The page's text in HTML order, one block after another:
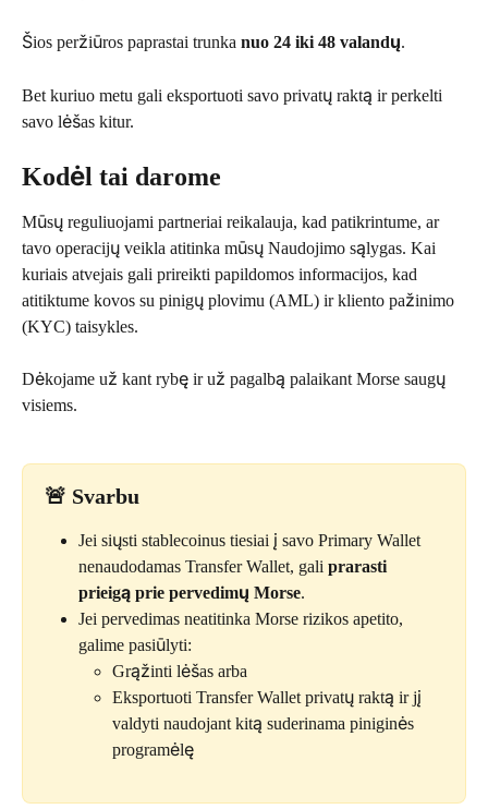
Šios peržiūros paprastai trunka nuo 24 iki 48 valandų.
Bet kuriuo metu gali eksportuoti savo privatų raktą ir perkelti
savo lėšas kitur.
Kodėl tai darome
Mūsų reguliuojami partneriai reikalauja, kad patikrintume, ar
tavo operacijų veikla atitinka mūsų Naudojimo sąlygas. Kai
kuriais atvejais gali prireikti papildomos informacijos, kad
atitiktume kovos su pinigų plovimu (AML) ir kliento pažinimo
(KYC) taisykles.
Dėkojame už kant rybę ir už pagalbą palaikant Morse saugų
visiems.
🚨 Svarbu
Jei siųsti stablecoinus tiesiai į savo Primary Wallet
nenaudodamas Transfer Wallet, gali prarasti
prieigą prie pervedimų Morse.
Jei pervedimas neatitinka Morse rizikos apetito,
galime pasiūlyti:
Grąžinti lėšas arba
Eksportuoti Transfer Wallet privatų raktą ir jį
valdyti naudojant kitą suderinama piniginės
programėlę